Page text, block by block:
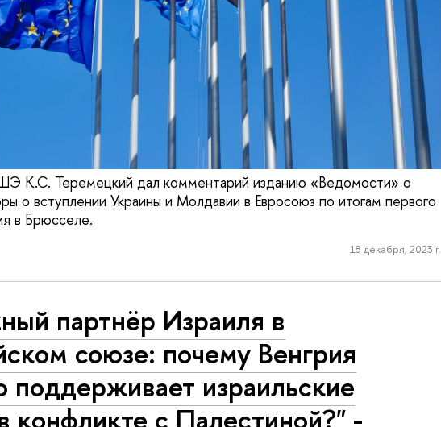
Теремецкий дал комментарий изданию «Ведомости» о
о вступлении Украины и Молдавии в Евросоюз по итогам первого
в Брюсселе.
18 декабря, 2023 г.
партнёр Израиля в
союзе: почему Венгрия
поддерживает израильские